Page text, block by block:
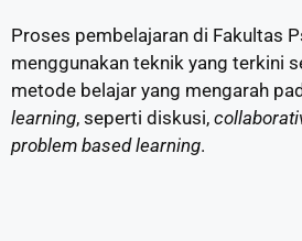
Proses pembelajaran di Fakultas
menggunakan teknik yang terkini
metode belajar yang mengarah
learning, seperti diskusi,
problem based learning.